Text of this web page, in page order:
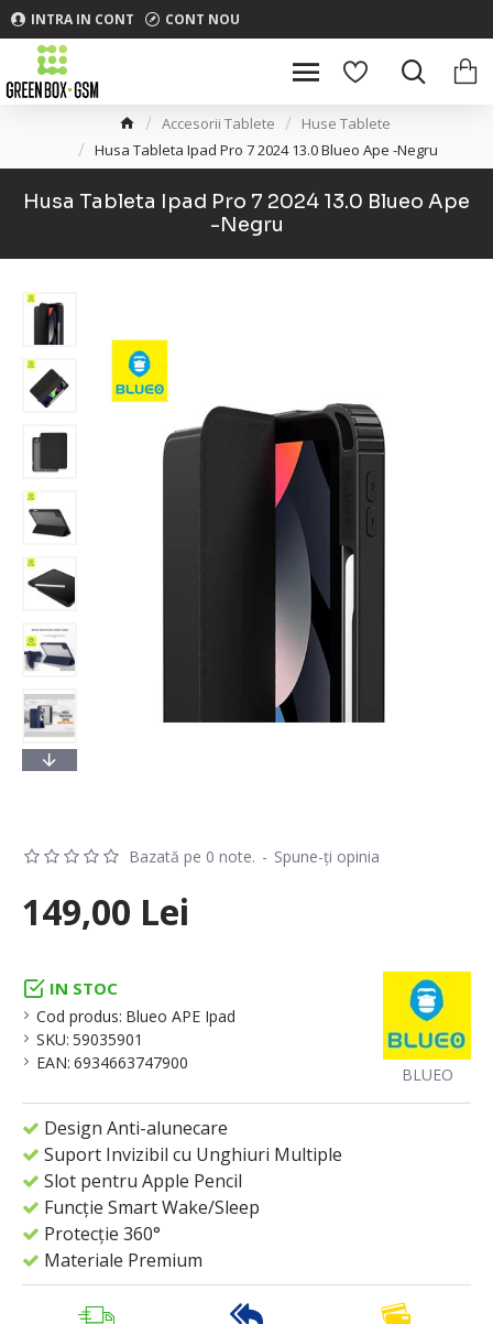
INTRA IN CONT CONT NOU
Accesorii Tablete
Huse Tablete
Husa Tableta Ipad Pro 7 2024 13.0 Blueo Ape -Negru
Husa Tableta Ipad Pro 7 2024 13.0 Blueo Ape
-Negru
IN STOC
Cod produs: Blueo APE Ipad
SKU: 59035901
EAN: 6934663747900
BLUEO
Design Anti-alunecare
Suport Invizibil cu Unghiuri Multiple
Slot pentru Apple Pencil
Funcție Smart Wake/Sleep
Protecție 360°
Materiale Premium
Bazată pe 0 note. - Spune-ţi opinia
149,00 Lei